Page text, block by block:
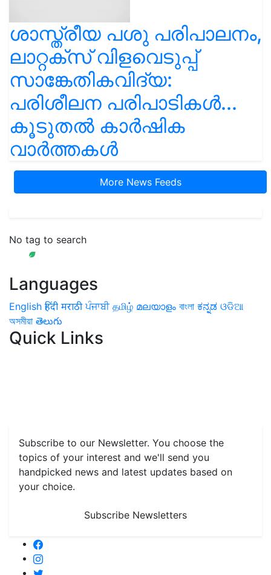
ശാസ്ത്രീയ പശു പരിപാലനം,
ലാറ്റക്സ് വിളവെടുപ്പ്
സാങ്കേതികവിദ്യ:
പരിശീലന പരിപാടികൾ...
കൂടുതൽ കാർഷിക
വാർത്തകൾ
More News Feeds
No tag to search
Languages
English हिंदी मराठी ਪੰਜਾਬੀ தமிழ் മലയാളം বাংলা ಕನ್ನಡ ଓଡିଆ
অসমীয়া తెలుగు
Quick Links
Subscribe to our Newsletter. You choose the
topics of your interest and we'll send you
handpicked news and latest updates based on
your choice.
Subscribe Newsletters